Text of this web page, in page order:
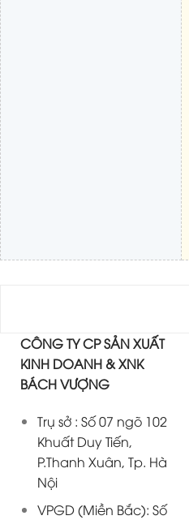
CÔNG TY CP SẢN XUẤT
KINH DOANH & XNK
BÁCH VƯỢNG
Trụ sở : Số 07 ngõ 102
Khuất Duy Tiến,
P.Thanh Xuân, Tp. Hà
Nội
VPGD (Miền Bắc): Số